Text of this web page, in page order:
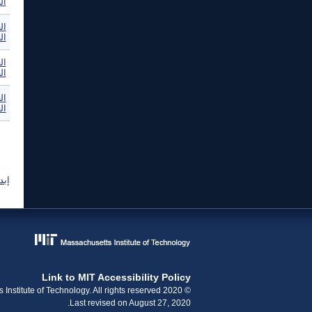
Link to MIT Accessibility Policy
© 2020 Massachusetts Institute of Technology. All rights reserved.
Last revised on August 27, 2020.